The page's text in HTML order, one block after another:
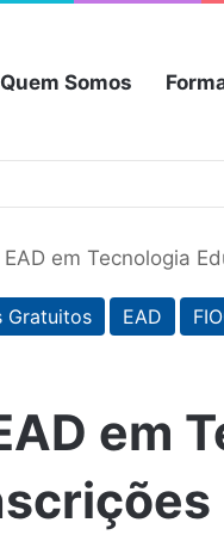
Quem Somos
em Tecnologia
Gratuitos EAD
em